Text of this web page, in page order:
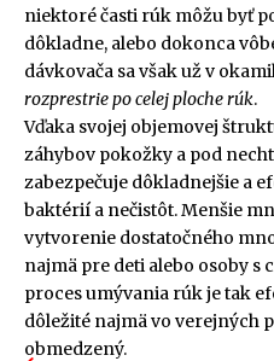
niektoré časti rúk môžu byť
dôkladne, alebo dokonca
dávkovača sa však už v
rozprestrie po celej ploche rúk.
Vďaka svojej objemovej
záhybov pokožky a pod
zabezpečuje dôkladnejšie a
baktérií a nečistôt. Menšie
vytvorenie dostatočného
najmä pre deti alebo osoby
proces umývania rúk je tak
dôležité najmä vo verejných
obmedzený.